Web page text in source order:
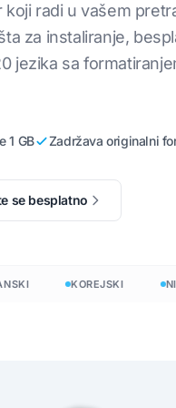
Prevedite
Prevedi JSON
InDesign broj
Broj datoteka u
radi u vašem
za instaliranje,
jezika sa
1 GB Zadržava originalni
se besplatno
KOREJSKI